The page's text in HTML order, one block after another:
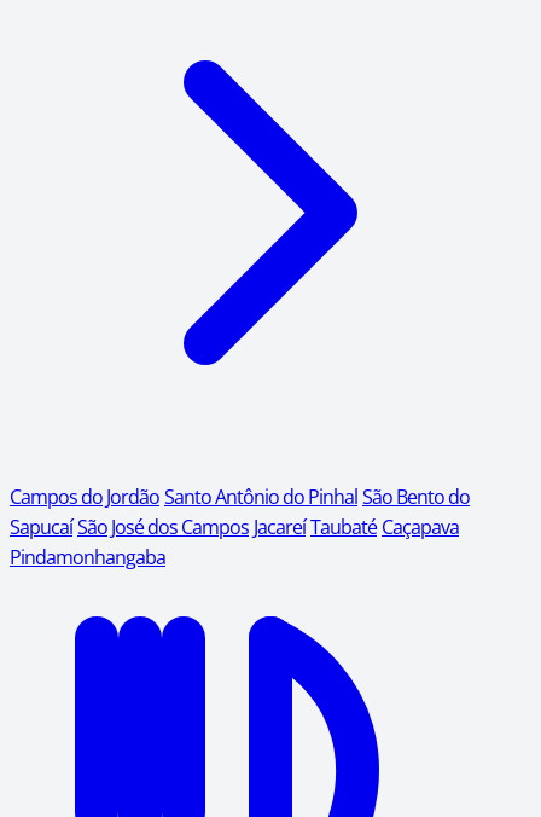
Campos do JordãoSanto Antônio do PinhalSão Bento do
SapucaíSão José dos Campos JacareíTaubaté Caçapava
Pindamonhangaba